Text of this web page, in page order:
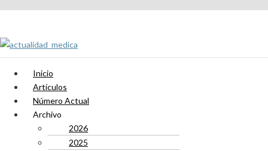
Inicio
Artículos
Número Actual
Archivo
2026
2025